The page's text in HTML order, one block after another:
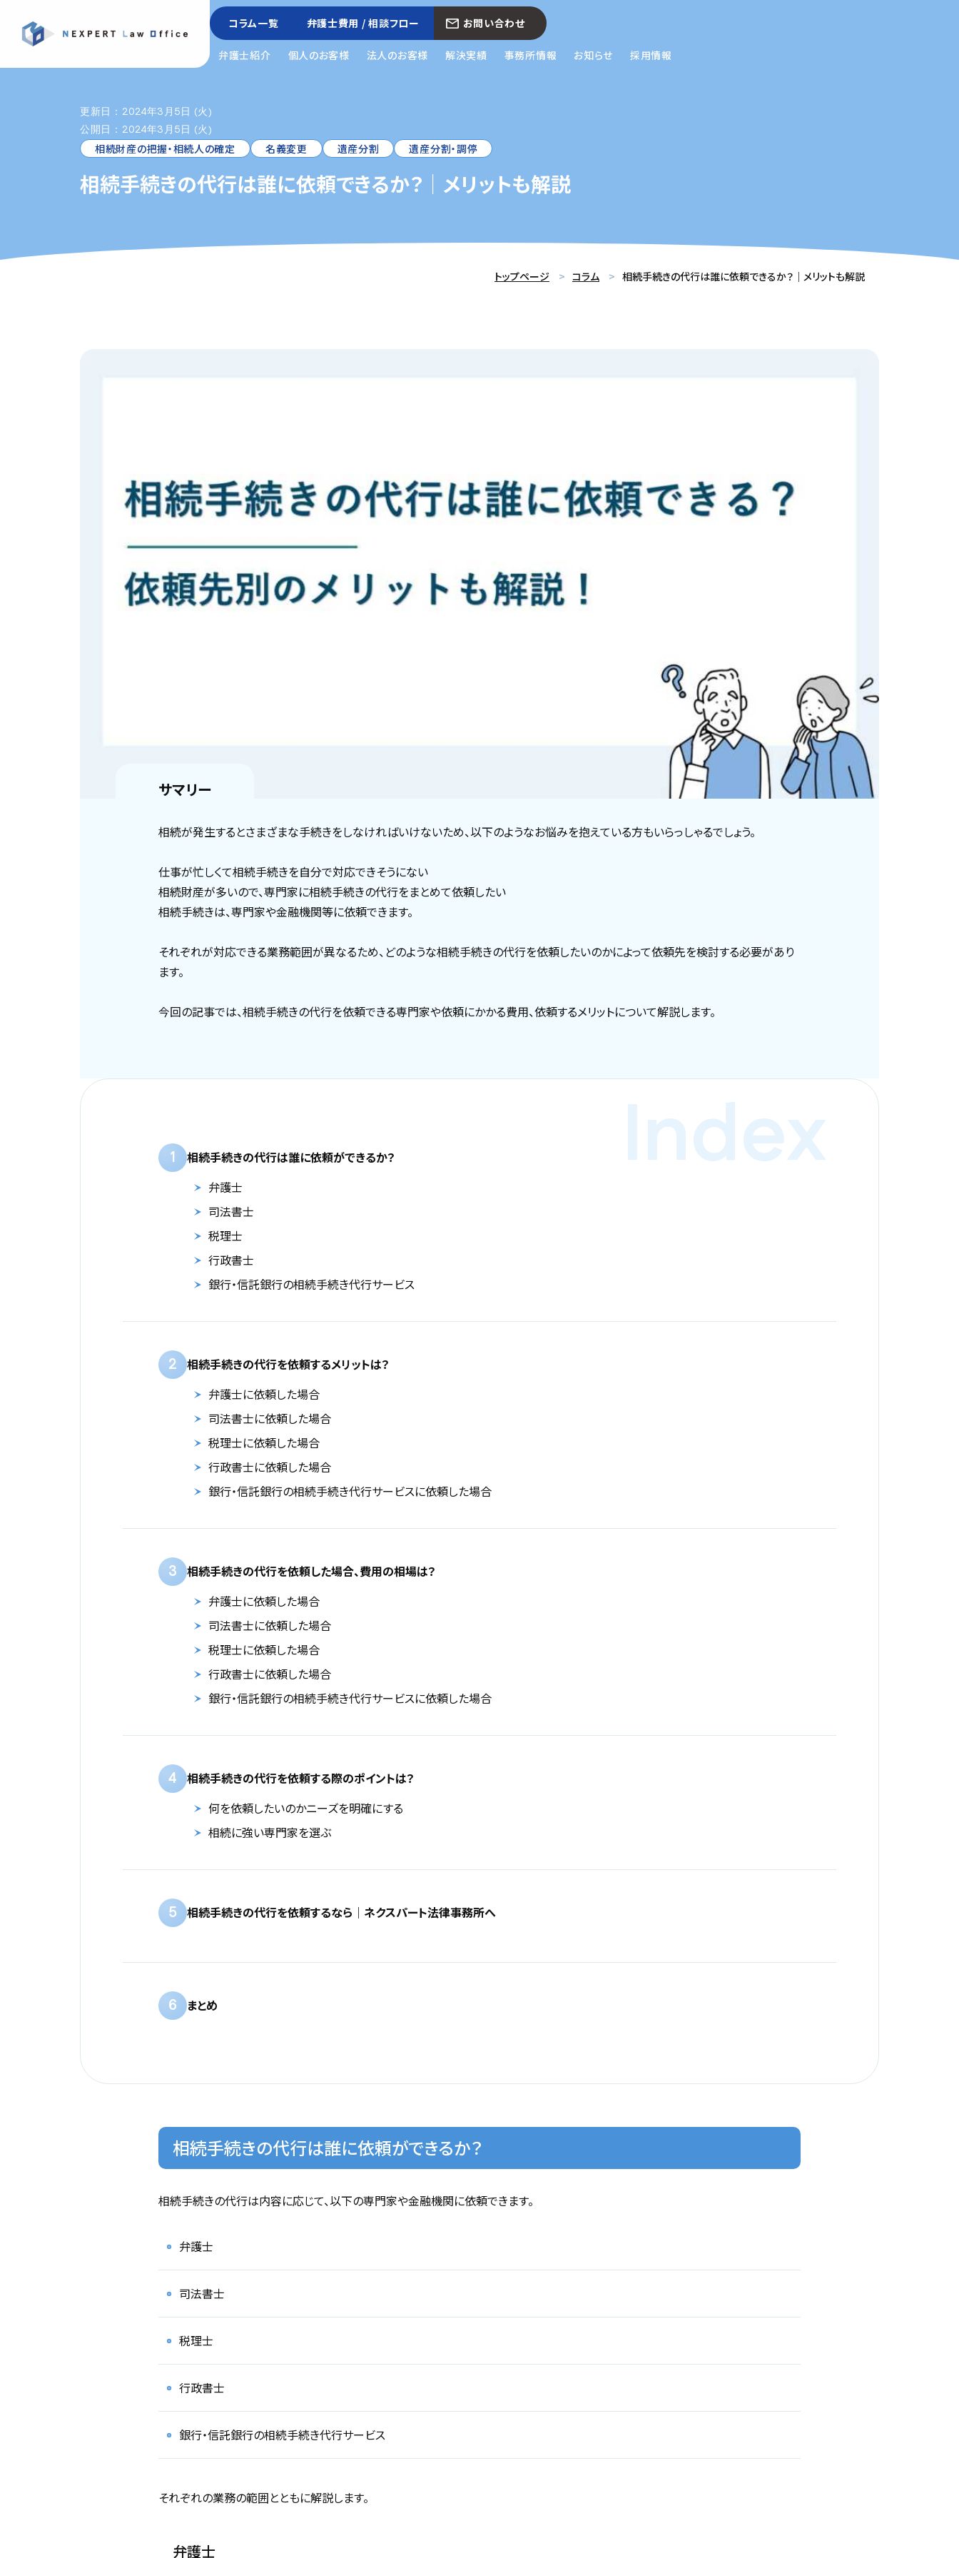
コラム一覧 弁護士費用 / 相談フロー お問い合わせ
弁護士紹介 個人のお客様 法人のお客様 解決実績 事務所情報 お知らせ 採用情報
更新日：2024年3月5日 (火)
公開日：2024年3月5日 (火)
相続財産の把握・相続人の確定
名義変更 遺産分割 遺産分割・調停
相続手続きの代行は誰に依頼できるか？｜メリットも解説
トップページ コラム 相続手続きの代行は誰に依頼できるか？｜メリットも解説
サマリー
相続が発生するとさまざまな手続きをしなければいけないため、以下のようなお悩みを抱えている方もいらっしゃるでしょう。
仕事が忙しくて相続手続きを自分で対応できそうにない
相続財産が多いので、専門家に相続手続きの代行をまとめて依頼したい
相続手続きは、専門家や金融機関等に依頼できます。
それぞれが対応できる業務範囲が異なるため、どのような相続手続きの代行を依頼したいのかによって依頼先を検討する必要があり
ます。
今回の記事では、相続手続きの代行を依頼できる専門家や依頼にかかる費用、依頼するメリットについて解説します。
1
相続手続きの代行は誰に依頼ができるか？
弁護士
司法書士
税理士
行政書士
銀行・信託銀行の相続手続き代行サービス
2
相続手続きの代行を依頼するメリットは？
弁護士に依頼した場合
司法書士に依頼した場合
税理士に依頼した場合
行政書士に依頼した場合
銀行・信託銀行の相続手続き代行サービスに依頼した場合
3
相続手続きの代行を依頼した場合、費用の相場は？
弁護士に依頼した場合
司法書士に依頼した場合
税理士に依頼した場合
行政書士に依頼した場合
銀行・信託銀行の相続手続き代行サービスに依頼した場合
4
相続手続きの代行を依頼する際のポイントは？
何を依頼したいのかニーズを明確にする
相続に強い専門家を選ぶ
5 相続手続きの代行を依頼するなら｜ネクスパート法律事務所へ
6 まとめ
相続手続きの代行は誰に依頼ができるか？
相続手続きの代行は内容に応じて、以下の専門家や金融機関に依頼できます。
弁護士
司法書士
税理士
行政書士
銀行・信託銀行の相続手続き代行サービス
それぞれの業務の範囲とともに解説します。
弁護士